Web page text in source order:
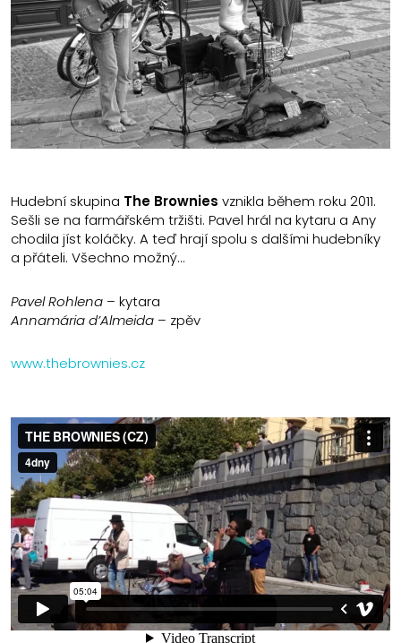
Hudební skupina The Brownies vznikla během roku 2011.
Sešli se na farmářském tržišti. Pavel hrál na kytaru a Any
chodila jíst koláčky. A teď hrají spolu s dalšími hudebníky
a přáteli. Všechno možný…
Pavel Rohlena – kytara
Annamária d’Almeida – zpěv
www.thebrownies.cz